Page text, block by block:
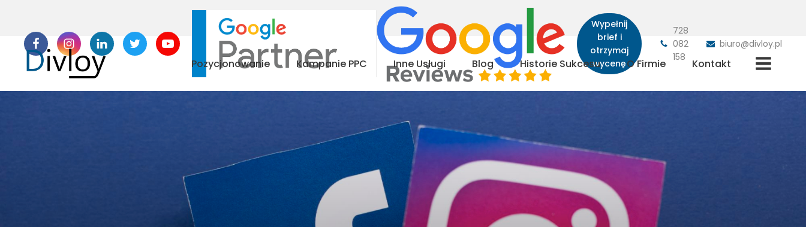
Wypełnij
brief i
otrzymaj
wycenę
728
082
158
biuro@divloy.pl
Pozycjonowanie Kampanie PPC Inne Usługi Blog Historie Sukcesu O Firmie Kontakt